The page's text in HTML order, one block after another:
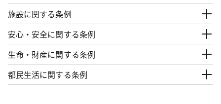
施設に関する条例
安心・安全に関する条例
生命・財産に関する条例
都民生活に関する条例